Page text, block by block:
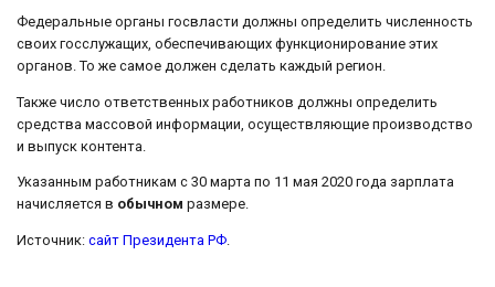
Федеральные органы госвласти должны определить численность
своих госслужащих, обеспечивающих функционирование этих
органов. То же самое должен сделать каждый регион.
Также число ответственных работников должны определить
средства массовой информации, осуществляющие производство
и выпуск контента.
Указанным работникам с 30 марта по 11 мая 2020 года зарплата
начисляется в обычном размере.
Источник: сайт Президента РФ.